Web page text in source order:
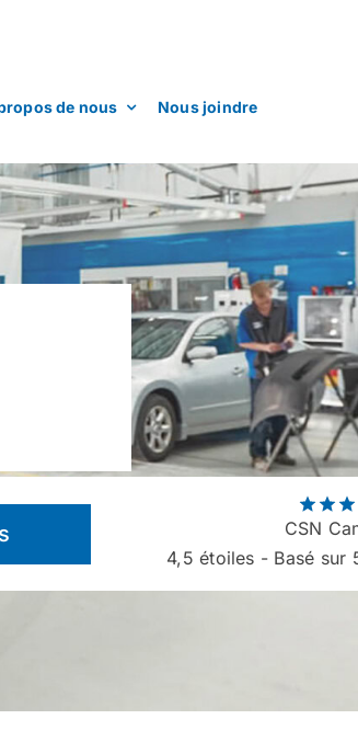
de nous Nous joindre
CSN
4,5 étoiles - Basé sur